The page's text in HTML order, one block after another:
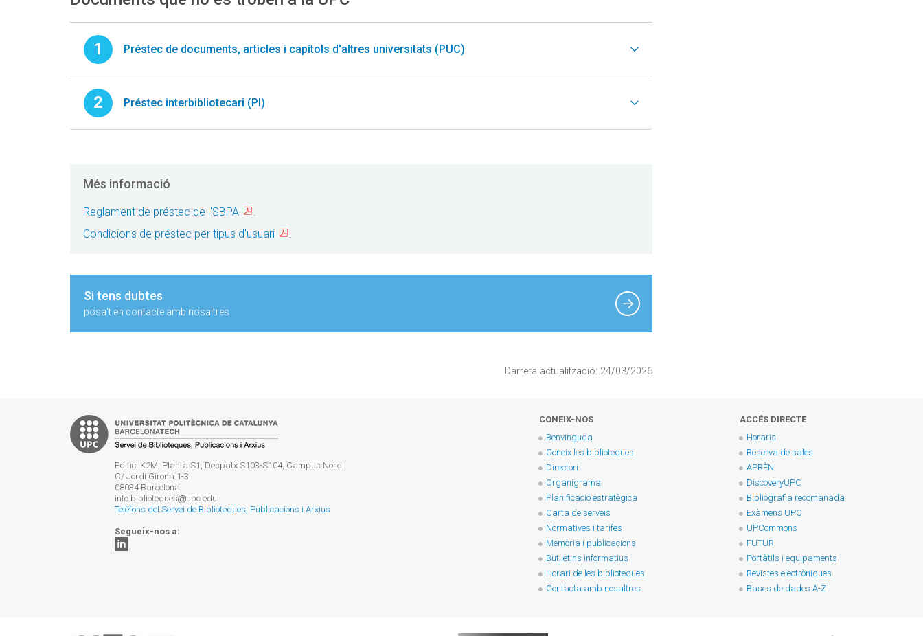
Préstec de documents, articles i capítols d'altres universitats (PUC)
Préstec interbibliotecari (PI)
Més informació
Reglament de préstec de l'SBPA
.
Condicions de préstec per tipus d'usuari
.
Si tens dubtes
posa't en contacte amb nosaltres
Darrera actualització: 24/03/2026
Edifici K2M, Planta S1, Despatx S103-S104, Campus Nord
C/ Jordi Girona 1-3
08034 Barcelona
info.biblioteques
upc.edu
Telèfons del Servei de Biblioteques, Publicacions i Arxius
Segueix-nos a:
CONEIX-NOS
Benvinguda
Coneix les biblioteques
Directori
Organigrama
Planificació estratègica
Carta de serveis
Normatives i tarifes
Memòria i publicacions
Butlletins informatius
Horari de les biblioteques
Contacta amb nosaltres
ACCÉS DIRECTE
Horaris
Reserva de sales
APRÈN
DiscoveryUPC
Bibliografia recomanada
Exàmens UPC
UPCommons
FUTUR
Portàtils i equipaments
Revistes electròniques
Bases de dades A-Z